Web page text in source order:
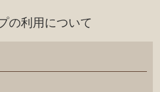
の利⽤について